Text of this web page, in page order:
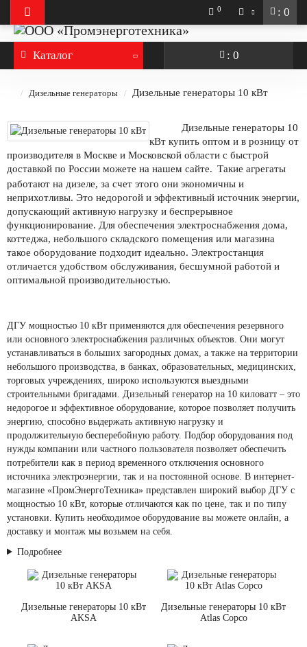
: 0
0
Каталог : 0
Дизельные генераторы Дизельные генераторы 10 кВт
Дизельные генераторы 10
кВт купить оптом и в розницу от
производителя в Москве и Московской области с быстрой
доставкой по России можете на нашем сайте. Такие агрегаты
работают на дизеле, за счет этого они экономичны и
неприхотливы. Это недорогой и эффективный источник энергии,
допускающий активную нагрузку и беспрерывное
функционирование. Для обеспечения электроснабжения дома,
коттеджа, небольшого складского помещения или магазина
такое оборудование подходит идеально. Электростанция
отличается удобством обслуживания, бесшумной работой и
оптимальной производительностью.
ДГУ мощностью 10 кВт применяются для обеспечения резервного
или основного электроснабжения различных объектов. Они могут
устанавливаться в больших загородных домах, а также на территории
небольшого производства, в банках, образовательных, медицинских,
торговых учреждениях, широко используются выездными
строительными бригадами. Дизельный генератор на 10 киловатт – это
недорогое и эффективное оборудование, которое позволяет получить
энергию, способно выдержать активную нагрузку и
продолжительную бесперебойную работу. Подбор оборудования под
нужды компании или частного пользователя позволяет обеспечить
потребители как в период временного отключения основного
источника электроэнергии, так и на постоянной основе. В интернет-
магазине «ПромЭнергоТехника» представлен широкий выбор ДГУ с
мощностью 10 кВт, которые отличаются как по цене, так и по типу
установки. Купить необходимое оборудование вы можете онлайн, а
доставку и монтаж мы возьмем на себя.
Подробнее
Дизельные генераторы 10 кВт
AKSA
Дизельные генераторы 10 кВт
Atlas Copco